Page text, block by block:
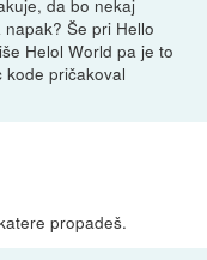
Še pri Hello
Helol World pa je to
pričakoval
propadeš.